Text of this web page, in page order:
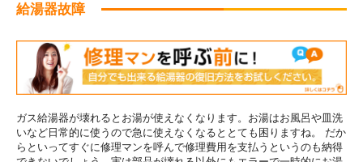
給湯器故障
ガス給湯器が壊れるとお湯が使えなくなります。お湯はお風呂や皿洗
いなど日常的に使うので急に使えなくなるととても困りますね。 だか
らといってすぐに修理マンを呼んで修理費用を支払うというのも納得